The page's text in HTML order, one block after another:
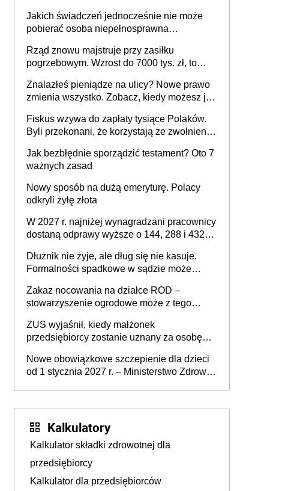
pracodawcy (sektor prywatny i administracja
publiczna), najczęstsze pytania
Jakich świadczeń jednocześnie nie może
pobierać osoba niepełnosprawna
Rząd znowu majstruje przy zasiłku
pogrzebowym. Wzrost do 7000 tys. zł, to
Znalazłeś pieniądze na ulicy? Nowe prawo
zmienia wszystko. Zobacz, kiedy możesz je
Fiskus wzywa do zapłaty tysiące Polaków.
Byli przekonani, że korzystają ze zwolnienia
Jak bezbłędnie sporządzić testament? Oto 7
ważnych zasad
Nowy sposób na dużą emeryturę. Polacy
odkryli żyłę złota
W 2027 r. najniżej wynagradzani pracownicy
dostaną odprawy wyższe o 144, 288 i 432
Dłużnik nie żyje, ale dług się nie kasuje.
Formalności spadkowe w sądzie może
zmarłego
Zakaz nocowania na działce ROD –
stowarzyszenie ogrodowe może z tego
działki (wypowiedzieć dzierżawę)?
ZUS wyjaśnił, kiedy małżonek
przedsiębiorcy zostanie uznany za osobę
Nowe obowiązkowe szczepienie dla dzieci
od 1 stycznia 2027 r. – Ministerstwo Zdrowia
Kalkulatory
Kalkulator składki zdrowotnej dla
przedsiębiorcy
Kalkulator dla przedsiębiorców